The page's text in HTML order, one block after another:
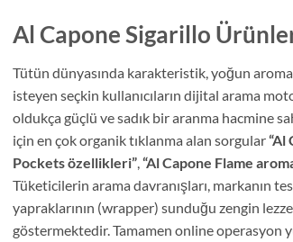
Al Capone Sigarillo
Tütün dünyasında karakteristik, yoğun
isteyen seçkin kullanıcıların dijital arama
oldukça güçlü ve sadık bir aranma hacmine
için en çok organik tıklanma alan sorgular“Al
Pockets özellikleri”,“Al Capone Flame
Tüketicilerin arama davranışları, markanın
yapraklarının (wrapper) sunduğu zengin
göstermektedir. Tamamen online operasyon